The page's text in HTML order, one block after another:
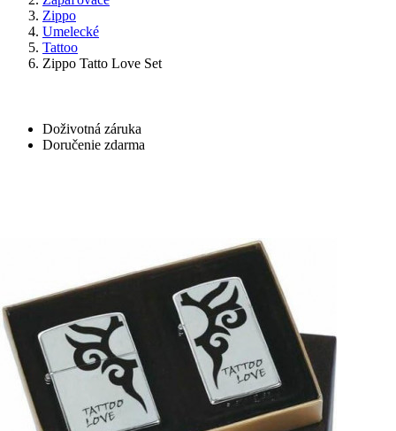
Zippo
Umelecké
Tattoo
Zippo Tatto Love Set
Doživotná záruka
Doručenie zdarma